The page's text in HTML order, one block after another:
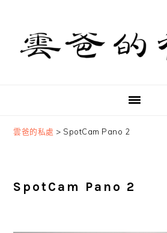
primary
navigation
content
primary
sidebar
雲爸的私處 > SpotCam Pano 2
SpotCam Pano 2